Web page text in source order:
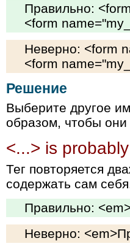
Правильно:
<form
Неверно: <form
<form
Решение
Выберите другое
образом, чтобы они
<...> is
Тег повторяется
содержать сам
Правильно:
Неверно: